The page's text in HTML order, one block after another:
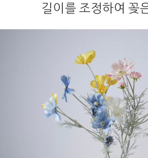
길이를 조정하여 꽂